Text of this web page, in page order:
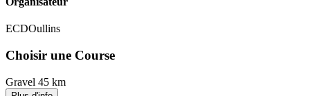
ECDOullins
Choisir une Course
Gravel 45 km